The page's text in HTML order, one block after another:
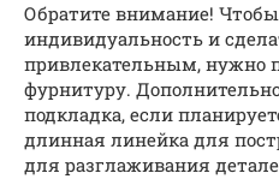
Обратите внимание!
индивидуальность и
привлекательным, нужно
фурнитуру.
подкладка, если
длинная линейка для
для разглаживания